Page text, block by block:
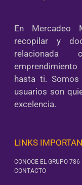
En Mercadeo
recopilar y
relacionada
hasta ti.
usuarios son
excelencia.
LINKS
CONOCE EL GRUPO 786
CONTACTO